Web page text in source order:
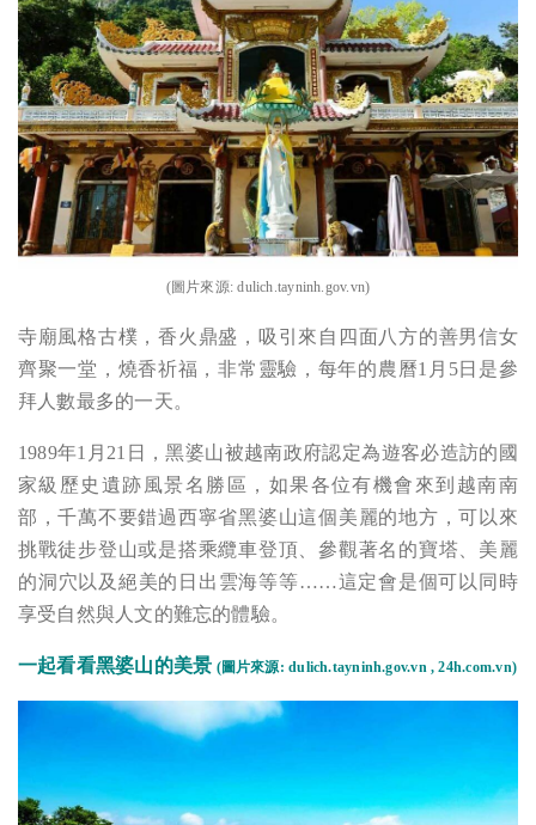
(圖片來源: dulich.tayninh.gov.vn)
寺廟風格古樸，香火鼎盛，吸引來自四面八方的善男信女
齊聚一堂，燒香祈福，非常靈驗，每年的農曆1月5日是參
拜人數最多的一天。
1989年1月21日，黑婆山被越南政府認定為遊客必造訪的國
家級歷史遺跡風景名勝區，如果各位有機會來到越南南
部，千萬不要錯過西寧省黑婆山這個美麗的地方，可以來
挑戰徒步登山或是搭乘纜車登頂、參觀著名的寶塔、美麗
的洞穴以及絕美的日出雲海等等……這定會是個可以同時
享受自然與人文的難忘的體驗。
一起看看黑婆山的美景 (圖片來源:dulich.tayninh.gov.vn , 24h.com.vn)